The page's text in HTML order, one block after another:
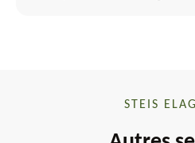
STEIS